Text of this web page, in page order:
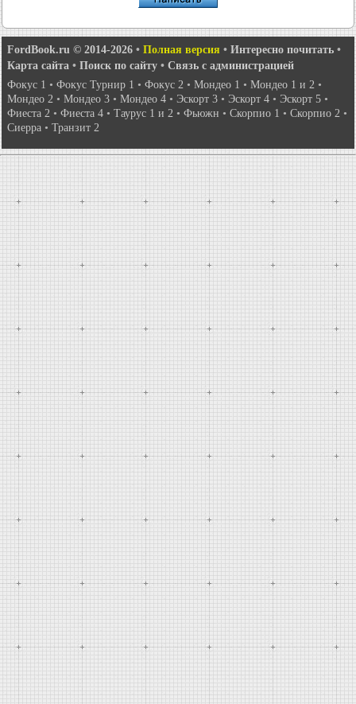
FordBook.ru © 2014-2026 • Полная версия • Интересно почитать •
Карта сайта • Поиск по сайту • Связь с администрацией
Фокус 1 • Фокус Турнир 1 • Фокус 2 • Мондео 1 • Мондео 1 и 2 •
Мондео 2 • Мондео 3 • Мондео 4 • Эскорт 3 • Эскорт 4 • Эскорт 5 •
Фиеста 2 • Фиеста 4 • Таурус 1 и 2 • Фьюжн • Скорпио 1 • Скорпио 2 •
Сиерра • Транзит 2